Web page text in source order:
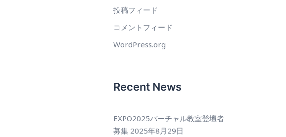
投稿フィード
コメントフィード
WordPress.org
Recent News
EXPO2025バーチャル教室登壇者
募集 2025年8月29日